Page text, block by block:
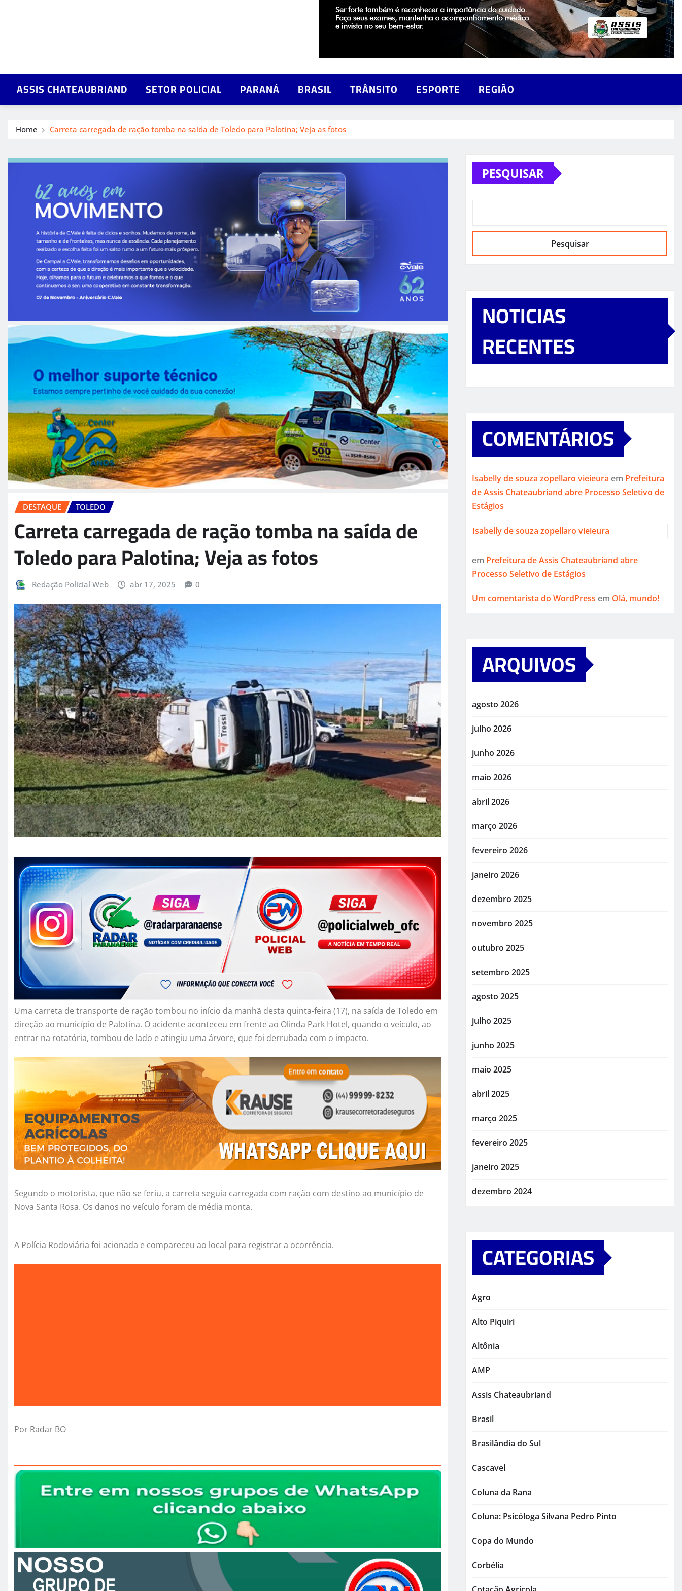
ASSIS CHATEAUBRIAND SETOR POLICIAL PARANÁ BRASIL TRÂNSITO ESPORTE REGIÃO
Home Carreta carregada de ração tomba na saída de Toledo para Palotina; Veja as fotos
DESTAQUE TOLEDO
Carreta carregada de ração tomba na saída de
Toledo para Palotina; Veja as fotos
Redação Policial Web abr 17, 2025 0
Uma carreta de transporte de ração tombou no início da manhã desta quinta-feira (17), na saída de Toledo em
direção ao município de Palotina. O acidente aconteceu em frente ao Olinda Park Hotel, quando o veículo, ao
entrar na rotatória, tombou de lado e atingiu uma árvore, que foi derrubada com o impacto.
Segundo o motorista, que não se feriu, a carreta seguia carregada com ração com destino ao município de
Nova Santa Rosa. Os danos no veículo foram de média monta.
A Polícia Rodoviária foi acionada e compareceu ao local para registrar a ocorrência.
Por Radar BO
PESQUISAR
Pesquisar
NOTICIAS
RECENTES
COMENTÁRIOS
Isabelly de souza zopellaro vieieura em Prefeitura
de Assis Chateaubriand abre Processo Seletivo de
Estágios
Isabelly de souza zopellaro vieieura
em Prefeitura de Assis Chateaubriand abre
Processo Seletivo de Estágios
Um comentarista do WordPress em Olá, mundo!
ARQUIVOS
agosto 2026
julho 2026
junho 2026
maio 2026
abril 2026
março 2026
fevereiro 2026
janeiro 2026
dezembro 2025
novembro 2025
outubro 2025
setembro 2025
agosto 2025
julho 2025
junho 2025
maio 2025
abril 2025
março 2025
fevereiro 2025
janeiro 2025
dezembro 2024
CATEGORIAS
Agro
Alto Piquiri
Altônia
AMP
Assis Chateaubriand
Brasil
Brasilândia do Sul
Cascavel
Coluna da Rana
Coluna: Psicóloga Silvana Pedro Pinto
Copa do Mundo
Corbélia